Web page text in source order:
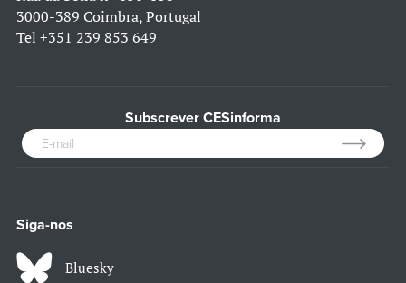
3000-389 Coimbra, Portugal
Tel +351 239 853 649
Subscrever CESinforma
Siga-nos
Bluesky